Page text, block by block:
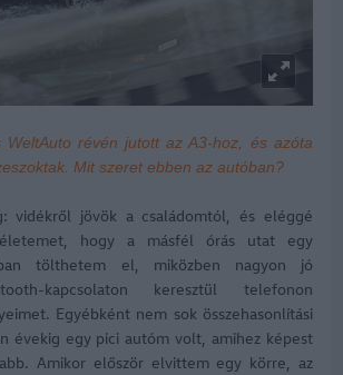
révén jutott az A3-hoz, és azóta
Mit szeret ebben az autóban?
vidékről jövök a családomtól, és eléggé
hogy a másfél órás utat egy
tölthetem el, miközben nagyon jó
kapcsolaton keresztül telefonon
Egyébként nem sok összehasonlítási
évekig egy pici autóm volt, amihez képest
Amikor először elvittem egy körre, az